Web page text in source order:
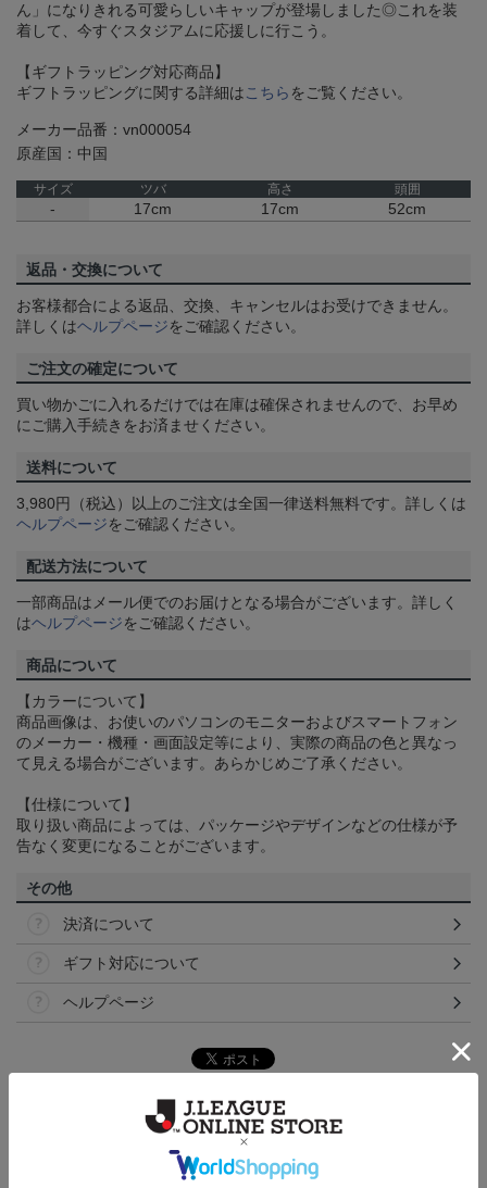
ん」になりきれる可愛らしいキャップが登場しました◎これを装
着して、今すぐスタジアムに応援しに行こう。
【ギフトラッピング対応商品】
ギフトラッピングに関する詳細は こちら をご覧ください。
メーカー品番：vn000054
原産国：中国
サイズ ツバ 高さ 頭囲
- 17cm 17cm 52cm
返品・交換について
お客様都合による返品、交換、キャンセルはお受けできません。
詳しくはヘルプページをご確認ください。
ご注文の確定について
買い物かごに入れるだけでは在庫は確保されませんので、お早め
にご購入手続きをお済ませください。
送料について
3,980円（税込）以上のご注文は全国一律送料無料です。詳しくは
ヘルプページをご確認ください。
配送方法について
一部商品はメール便でのお届けとなる場合がございます。詳しく
はヘルプページをご確認ください。
商品について
【カラーについて】
商品画像は、お使いのパソコンのモニターおよびスマートフォン
のメーカー・機種・画面設定等により、実際の商品の色と異なっ
て見える場合がございます。あらかじめご了承ください。
【仕様について】
取り扱い商品によっては、パッケージやデザインなどの仕様が予
告なく変更になることがございます。
その他
決済について
ギフト対応について
ヘルプページ